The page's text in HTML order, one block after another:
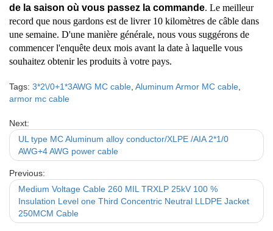
de la saison où vous passez la commande. Le meilleur
record que nous gardons est de livrer 10 kilomètres de câble dans
une semaine. D'une manière générale, nous vous suggérons de
commencer l'enquête deux mois avant la date à laquelle vous
souhaitez obtenir les produits à votre pays.
Tags: 3*2\/0+1*3AWG MC cable Aluminum Armor MC cable
armor mc cable
Next:
UL type MC Aluminum alloy conductor/XLPE /AIA 2*1/0
AWG+4 AWG power cable
Previous:
Medium Voltage Cable 260 MIL TRXLP 25kV 100 %
Insulation Level one Third Concentric Neutral LLDPE Jacket
250MCM Cable